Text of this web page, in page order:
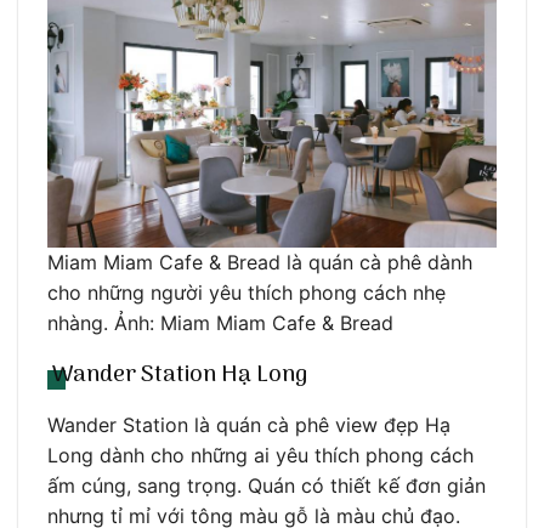
Miam Miam Cafe & Bread là quán cà phê dành
cho những người yêu thích phong cách nhẹ
nhàng. Ảnh: Miam Miam Cafe & Bread
Wander Station Hạ Long
Wander Station là quán cà phê view đẹp Hạ
Long dành cho những ai yêu thích phong cách
ấm cúng, sang trọng. Quán có thiết kế đơn giản
nhưng tỉ mỉ với tông màu gỗ là màu chủ đạo.